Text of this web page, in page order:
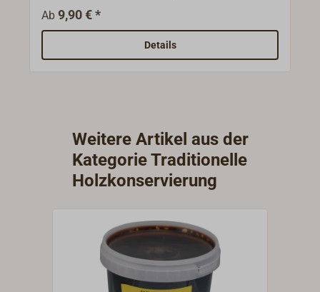
erzielen.Erforderlich sind für Leinölfirnis max.
1%, für Wurzelteer max. 5%.
Ab9,90 € *
Details
Weitere Artikel aus der
Kategorie Traditionelle
Holzkonservierung